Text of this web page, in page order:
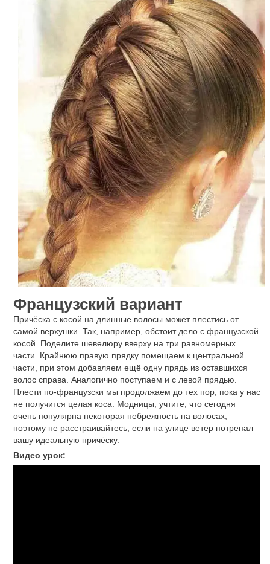
Французский вариант
Причёска с косой на длинные волосы может плестись от
самой верхушки. Так, например, обстоит дело с французской
косой. Поделите шевелюру вверху на три равномерных
части. Крайнюю правую прядку помещаем к центральной
части, при этом добавляем ещё одну прядь из оставшихся
волос справа. Аналогично поступаем и с левой прядью.
Плести по-французски мы продолжаем до тех пор, пока у нас
не получится целая коса. Модницы, учтите, что сегодня
очень популярна некоторая небрежность на волосах,
поэтому не расстраивайтесь, если на улице ветер потрепал
вашу идеальную причёску.
Видео урок: